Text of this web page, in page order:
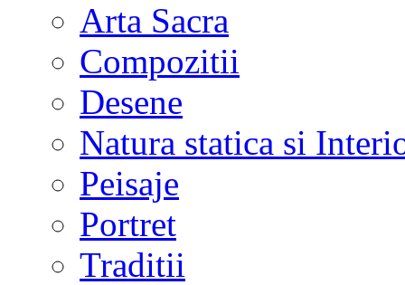
Arta Sacra
Compozitii
Desene
Natura statica si
Peisaje
Portret
Traditii